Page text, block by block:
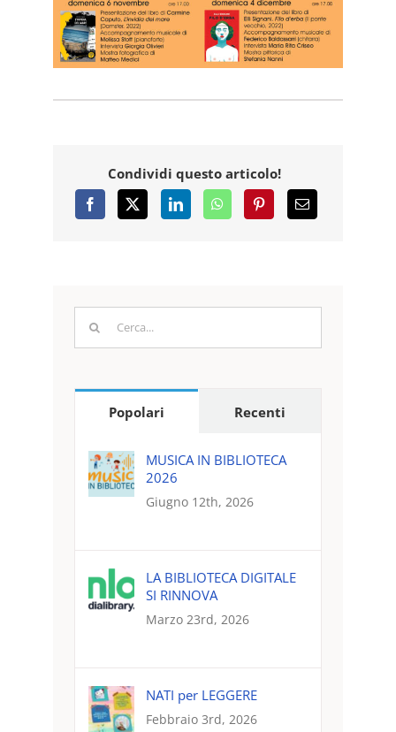
Condividi questo articolo!
Cerca
per:
Popolari Recenti
MUSICA IN BIBLIOTECA
2026
Giugno 12th, 2026
LA BIBLIOTECA DIGITALE
SI RINNOVA
Marzo 23rd, 2026
NATI per LEGGERE
Febbraio 3rd, 2026